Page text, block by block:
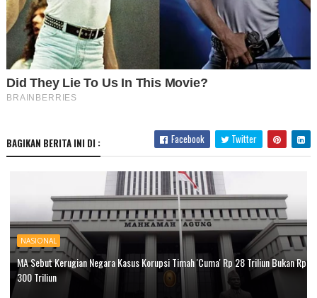
BAGIKAN BERITA INI DI : Facebook Twitter
NASIONAL
MA Sebut Kerugian Negara Kasus Korupsi Timah 'Cuma' Rp 28 Triliun Bukan Rp
300 Triliun